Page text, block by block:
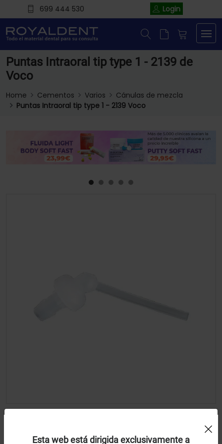
699 444 530 Login
Puntas Intraoral tip type 1 - 2139 de
Voco
Home Cementos Varios
Cánulas de mezcla
Puntas Intraoral tip type 1 - 2139 Voco
Esta web está dirigida exclusivamente a